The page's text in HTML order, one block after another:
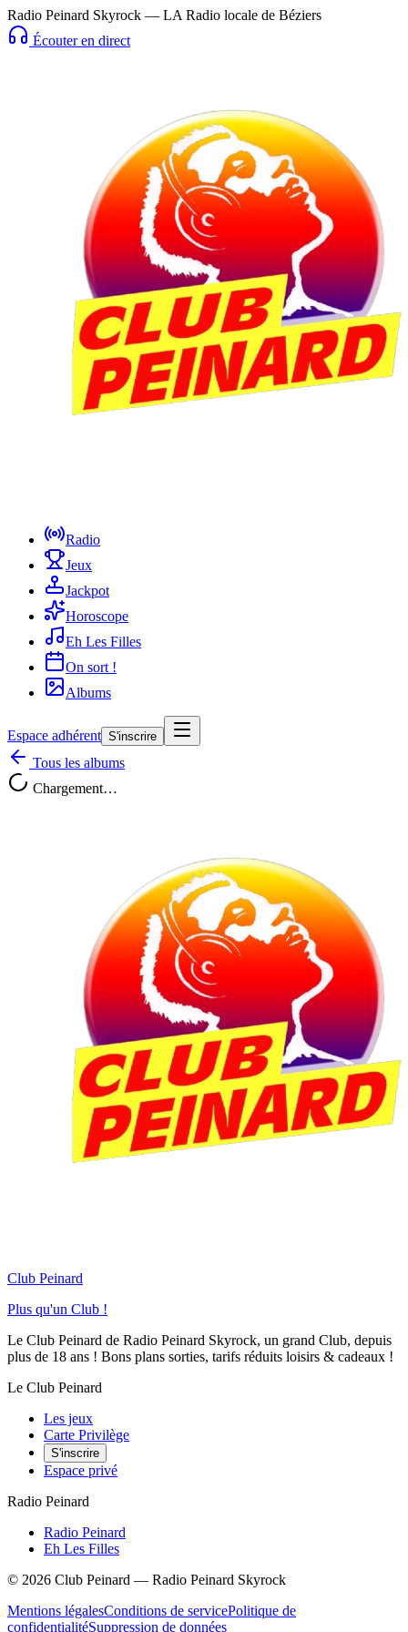
Radio Peinard Skyrock — LA Radio locale de Béziers
Écouter en direct
Radio
Jeux
Jackpot
Horoscope
Eh Les Filles
On sort !
Albums
Espace adhérent S'inscrire
Tous les albums
Chargement…
Club Peinard
Plus qu'un Club !
Le Club Peinard de Radio Peinard Skyrock, un grand Club, depuis
plus de 18 ans ! Bons plans sorties, tarifs réduits loisirs & cadeaux !
Le Club Peinard
Les jeux
Carte Privilège
S'inscrire
Espace privé
Radio Peinard
Radio Peinard
Eh Les Filles
© 2026 Club Peinard — Radio Peinard Skyrock
Mentions légalesConditions de servicePolitique de
confidentialitéSuppression de données